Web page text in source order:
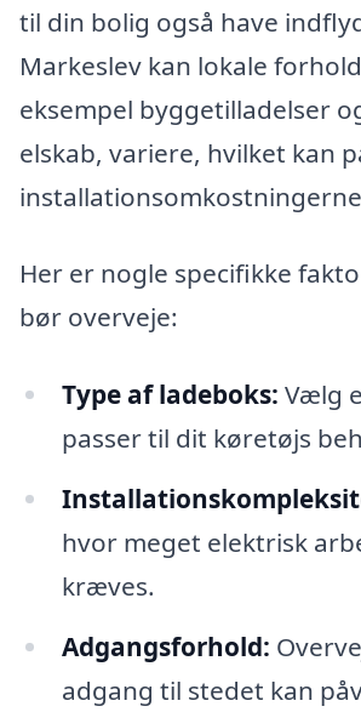
til din bolig også have
Markeslev kan lokale
eksempel byggetilladelser
elskab, variere, hvilket kan
Her er nogle specifikke
bør overveje:
Type af ladeboks: Vælg
passer til dit køretøjs
hvor meget elektrisk
kræves.
Adgangsforhold:
adgang til stedet kan